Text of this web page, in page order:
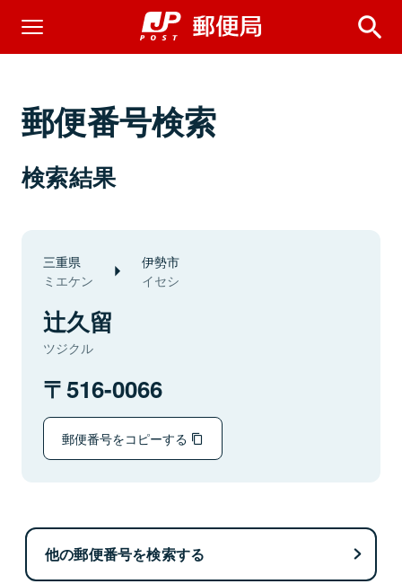
郵便番号検索
検索結果
三重県
ミエケン
伊勢市
イセシ
辻久留
ツジクル
516-0066
郵便番号をコピーする
他の郵便番号を検索する